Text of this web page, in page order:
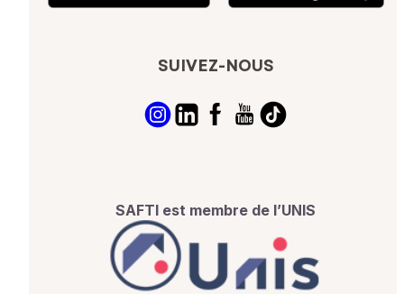
SUIVEZ-NOUS
SAFTI est membre de l’UNIS